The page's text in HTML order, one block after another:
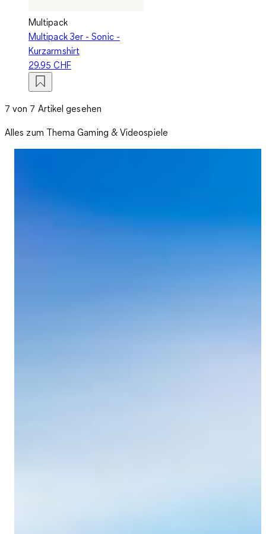
Multipack
Multipack 3er - Sonic -
Kurzarmshirt
29.95 CHF
7 von 7 Artikel gesehen
Alles zum Thema Gaming & Videospiele